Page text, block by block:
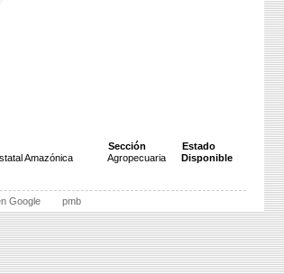
Sección
Estado
Amazónica Agropecuaria Disponible
Google pmb